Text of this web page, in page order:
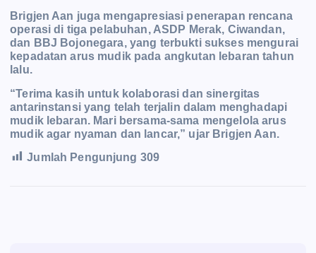
Brigjen Aan juga mengapresiasi penerapan rencana
operasi di tiga pelabuhan, ASDP Merak, Ciwandan,
dan BBJ Bojonegara, yang terbukti sukses mengurai
kepadatan arus mudik pada angkutan lebaran tahun
lalu.
“Terima kasih untuk kolaborasi dan sinergitas
antarinstansi yang telah terjalin dalam menghadapi
mudik lebaran. Mari bersama-sama mengelola arus
mudik agar nyaman dan lancar,” ujar Brigjen Aan.
Jumlah Pengunjung 309